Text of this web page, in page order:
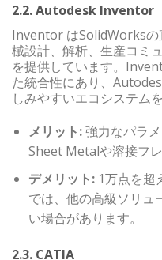
2.2. Autodesk Inventor
Inventor はSolidWorksの
械設計、解析、生産コミ
を提供しています。
た統合性にあり、
しみやすいエコシステム
メリット:強力なパラメ
Sheet Metalや溶接フ
デメリット:1万点を超
では、他の高級ソリュ
い場合があります。
2.3. CATIA